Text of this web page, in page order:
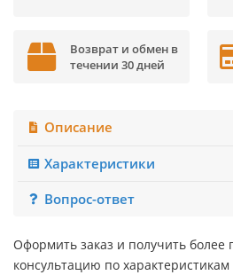
Возврат и обмен в
течении 30 дней
Описание
Характеристики
Вопрос-ответ
Оформить заказ и получить более
консультацию по